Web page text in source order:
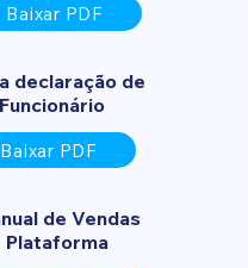
Baixar PDF
declaração de
Funcionário
Baixar PDF
de Vendas
Plataforma